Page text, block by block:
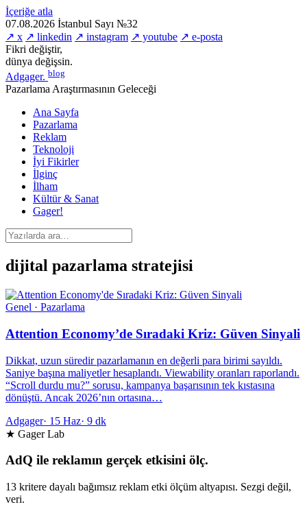
İçeriğe atla
07.08.2026 İstanbul Sayı №32
↗ x ↗ linkedin ↗ instagram ↗ youtube ↗ e-posta
Fikri değiştir,
dünya değişsin.
Adgager. blog
Pazarlama Araştırmasının Geleceği
Ana Sayfa
Pazarlama
Reklam
Teknoloji
İyi Fikirler
İlginç
İlham
Kültür & Sanat
Gager!
dijital pazarlama stratejisi
Genel · Pazarlama
Attention Economy’de Sıradaki Kriz: Güven Sinyali
Dikkat, uzun süredir pazarlamanın en değerli para birimi sayıldı.
Saniye başına maliyetler hesaplandı. Viewability oranları raporlandı.
“Scroll durdu mu?” sorusu, kampanya başarısının tek kıstasına
dönüştü. Ancak 2026’nın ortasına…
Adgager· 15 Haz· 9 dk
★ Gager Lab
AdQ ile reklamın gerçek etkisini ölç.
13 kritere dayalı bağımsız reklam etki ölçüm altyapısı. Sezgi değil,
veri.